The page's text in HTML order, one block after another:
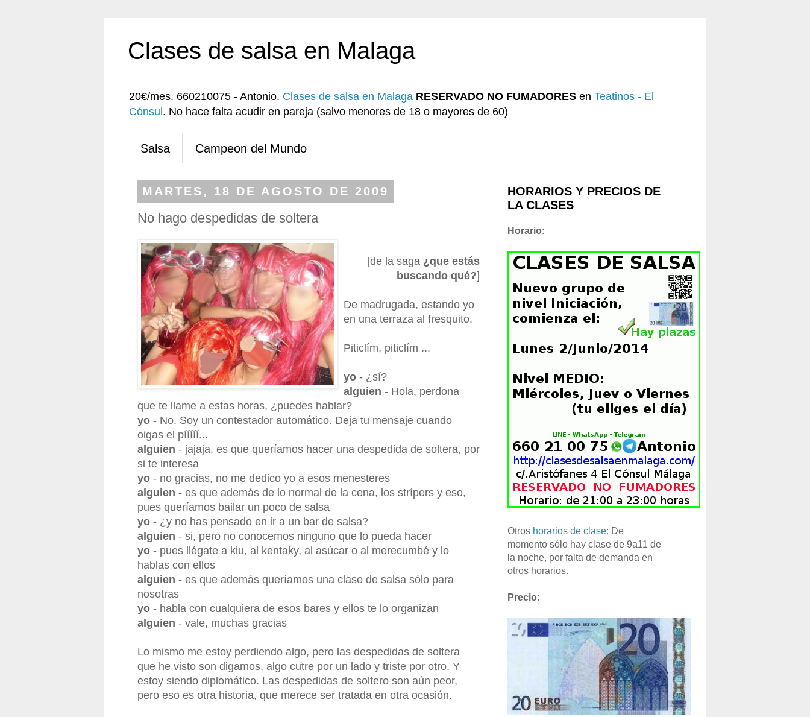
Clases de salsa en Malaga
20€/mes. 660210075 - Antonio. Clases de salsa en Malaga RESERVADO NO FUMADORES en Teatinos - El
Cónsul . No hace falta acudir en pareja (salvo menores de 18 o mayores de 60)
Salsa Campeon del Mundo
MARTES, 18 DE AGOSTO DE 2009
No hago despedidas de soltera
[de la saga ¿que estás
buscando qué?]
De madrugada, estando yo
en una terraza al fresquito.
Piticlím, piticlím ...
yo - ¿sí?
alguien - Hola, perdona
que te llame a estas horas, ¿puedes hablar?
yo - No. Soy un contestador automático. Deja tu mensaje cuando
oigas el pííííí...
alguien - jajaja, es que queríamos hacer una despedida de soltera, por
si te interesa
yo - no gracias, no me dedico yo a esos menesteres
alguien - es que además de lo normal de la cena, los strípers y eso,
pues queríamos bailar un poco de salsa
yo - ¿y no has pensado en ir a un bar de salsa?
alguien - si, pero no conocemos ninguno que lo pueda hacer
yo - pues llégate a kiu, al kentaky, al asúcar o al merecumbé y lo
hablas con ellos
alguien - es que además queríamos una clase de salsa sólo para
nosotras
yo - habla con cualquiera de esos bares y ellos te lo organizan
alguien - vale, muchas gracias
Lo mismo me estoy perdiendo algo, pero las despedidas de soltera
que he visto son digamos, algo cutre por un lado y triste por otro. Y
estoy siendo diplomático. Las despedidas de soltero son aún peor,
pero eso es otra historia, que merece ser tratada en otra ocasión.
HORARIOS Y PRECIOS DE
LA CLASES
Horario:
Otros horarios de clase: De
momento sólo hay clase de 9a11 de
la noche, por falta de demanda en
otros horarios.
Precio: